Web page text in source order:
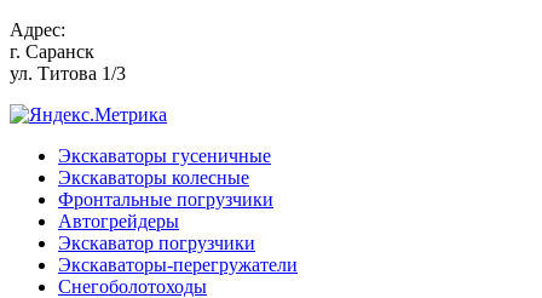
Адрес:
г. Саранск
ул. Титова 1/3
Экскаваторы гусеничные
Экскаваторы колесные
Фронтальные погрузчики
Автогрейдеры
Экскаватор погрузчики
Экскаваторы-перегружатели
Снегоболотоходы